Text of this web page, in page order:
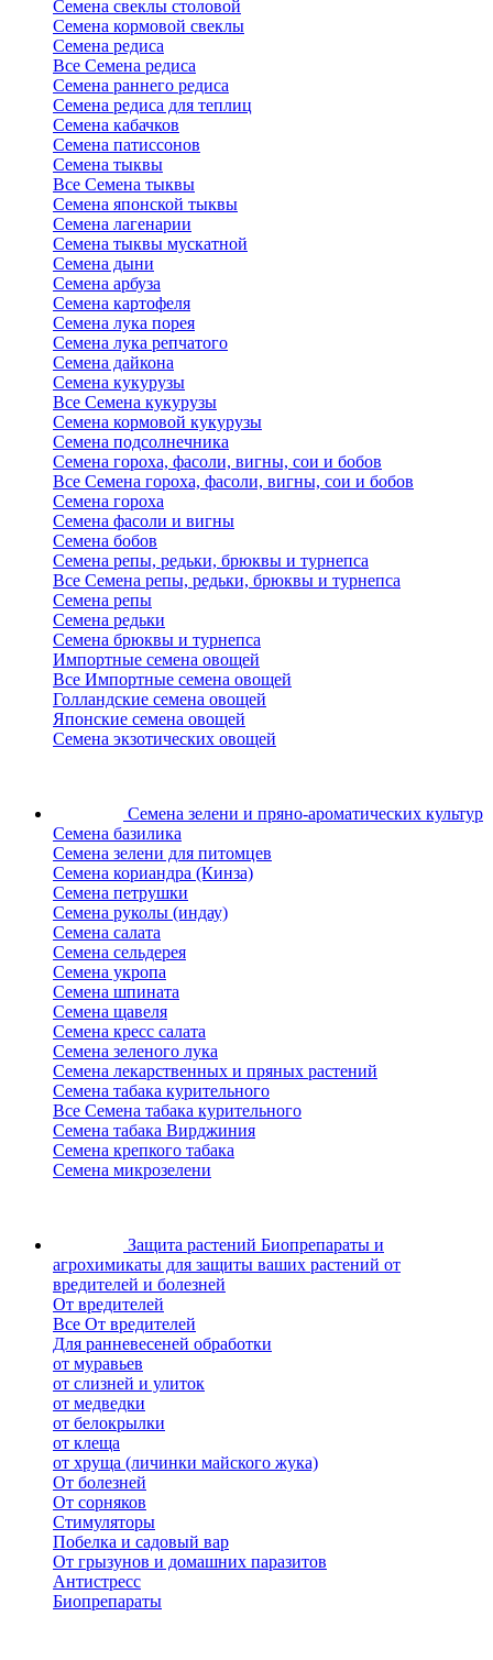
Семена свеклы столовой
Семена кормовой свеклы
Семена редиса
Все Семена редиса
Семена раннего редиса
Семена редиса для теплиц
Семена кабачков
Семена патиссонов
Семена тыквы
Все Семена тыквы
Семена японской тыквы
Семена лагенарии
Семена тыквы мускатной
Семена дыни
Семена арбуза
Семена картофеля
Семена лука порея
Семена лука репчатого
Семена дайкона
Семена кукурузы
Все Семена кукурузы
Семена кормовой кукурузы
Семена подсолнечника
Семена гороха, фасоли, вигны, сои и бобов
Все Семена гороха, фасоли, вигны, сои и бобов
Семена гороха
Семена фасоли и вигны
Семена бобов
Семена репы, редьки, брюквы и турнепса
Все Семена репы, редьки, брюквы и турнепса
Семена репы
Семена редьки
Семена брюквы и турнепса
Импортные семена овощей
Все Импортные семена овощей
Голландские семена овощей
Японские семена овощей
Семена экзотических овощей
Семена зелени и пряно-ароматических культур
Семена базилика
Семена зелени для питомцев
Семена кориандра (Кинза)
Семена петрушки
Семена руколы (индау)
Семена салата
Семена сельдерея
Семена укропа
Семена шпината
Семена щавеля
Семена кресс салата
Семена зеленого лука
Семена лекарственных и пряных растений
Семена табака курительного
Все Семена табака курительного
Семена табака Вирджиния
Семена крепкого табака
Семена микрозелени
Защита растений Биопрепараты и
агрохимикаты для защиты ваших растений от
вредителей и болезней
От вредителей
Все От вредителей
Для ранневесеней обработки
от муравьев
от слизней и улиток
от медведки
от белокрылки
от клеща
от хруща (личинки майского жука)
От болезней
От сорняков
Стимуляторы
Побелка и садовый вар
От грызунов и домашних паразитов
Антистресс
Биопрепараты